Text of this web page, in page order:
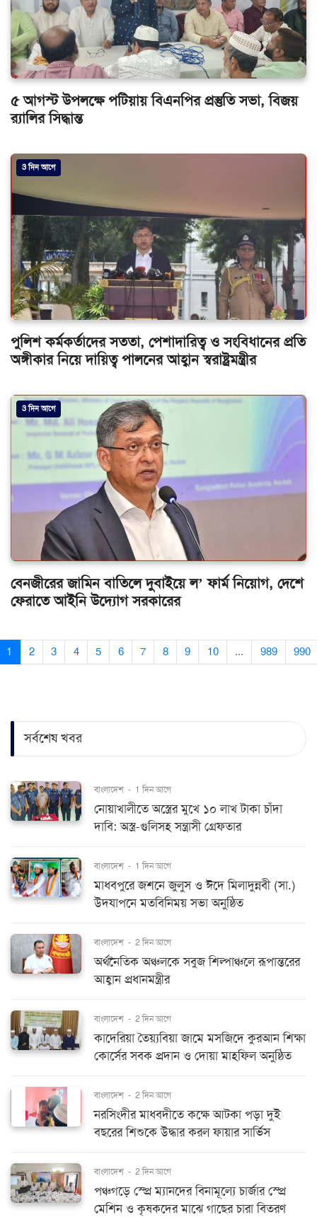
৫ আগস্ট উপলক্ষে পটিয়ায় বিএনপির প্রস্তুতি সভা, বিজয়
র‌্যালির সিদ্ধান্ত
3 দিন আগে
পুলিশ কর্মকর্তাদের সততা, পেশাদারিত্ব ও সংবিধানের প্রতি
অঙ্গীকার নিয়ে দায়িত্ব পালনের আহ্বান স্বরাষ্ট্রমন্ত্রীর
3 দিন আগে
বেনজীরের জামিন বাতিলে দুবাইয়ে ল’ ফার্ম নিয়োগ, দেশে
ফেরাতে আইনি উদ্যোগ সরকারের
1 2 3 4 5 6 7 8 9 10 ... 989 990
সর্বশেষ খবর
বাংলাদেশ - 1 দিন আগে
নোয়াখালীতে অস্ত্রের মুখে ১০ লাখ টাকা চাঁদা
দাবি: অস্ত্র-গুলিসহ সন্ত্রাসী গ্রেফতার
বাংলাদেশ - 1 দিন আগে
মাধবপুরে জশনে জুলুস ও ঈদে মিলাদুন্নবী (সা.)
উদযাপনে মতবিনিময় সভা অনুষ্ঠিত
বাংলাদেশ - 2 দিন আগে
অর্থনৈতিক অঞ্চলকে সবুজ শিল্পাঞ্চলে রূপান্তরের
আহ্বান প্রধানমন্ত্রীর
বাংলাদেশ - 2 দিন আগে
কাদেরিয়া তৈয়্যবিয়া জামে মসজিদে কুরআন শিক্ষা
কোর্সের সবক প্রদান ও দোয়া মাহফিল অনুষ্ঠিত
বাংলাদেশ - 2 দিন আগে
নরসিংদীর মাধবদীতে কক্ষে আটকা পড়া দুই
বছরের শিশুকে উদ্ধার করল ফায়ার সার্ভিস
বাংলাদেশ - 2 দিন আগে
পঞ্চগড়ে স্প্রে ম্যানদের বিনামূল্যে চার্জার স্প্রে
মেশিন ও কৃষকদের মাঝে গাছের চারা বিতরণ